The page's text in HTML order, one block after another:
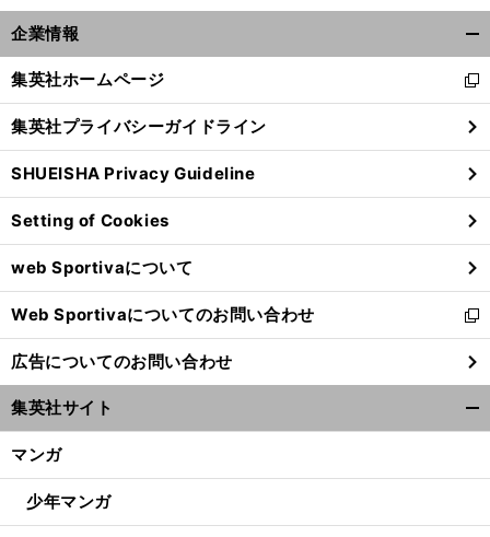
企業情報
閉
る
集英社ホームページ
新
し
い
ウ
ィ
ン
ド
ウ
で
開
く
集英社プライバシーガイドライン
SHUEISHA Privacy Guideline
Setting of Cookies
web Sportivaについて
Web Sportivaについてのお問い合わせ
新
し
い
ウ
ィ
ン
ウ
開
広告についてのお問い合わせ
集英社サイト
マンガ
少年マンガ